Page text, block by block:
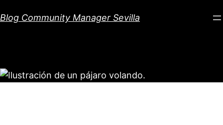
al
Blog Community Manager Sevilla